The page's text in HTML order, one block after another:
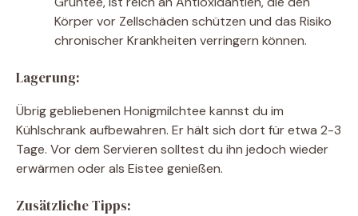
Körper vor Zellschäden schützen und das Risiko
chronischer Krankheiten verringern können.
Lagerung:
Übrig gebliebenen Honigmilchtee kannst du im
Kühlschrank aufbewahren. Er hält sich dort für etwa 2-3
Tage. Vor dem Servieren solltest du ihn jedoch wieder
erwärmen oder als Eistee genießen.
Zusätzliche Tipps: